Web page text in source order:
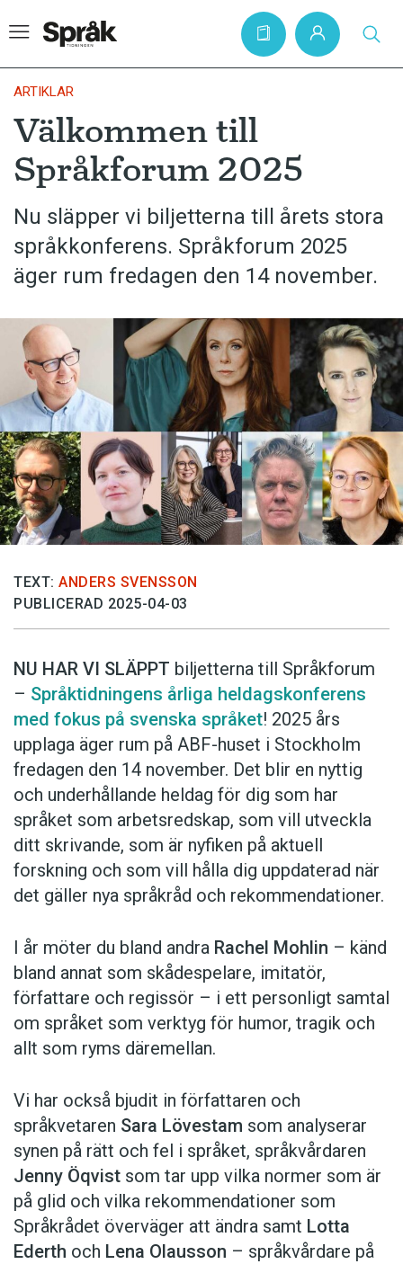
Hem
Artiklar
Krönikor
Språkfrågor
Skrivtips
Kviss
Podden
Anmäl till språkpolisen
Föreslå nyord
Annonsera
Prenumerera
Läs Språktidningen digitalt
Press
ARTIKLAR
Välkommen till
Språkforum 2025
Nu släpper vi biljetterna till årets stora
språkkonferens. Språkforum 2025
äger rum fredagen den 14 november.
TEXT: ANDERS SVENSSON
PUBLICERAD 2025-04-03
NU HAR VI SLÄPPT biljetterna till Språkforum
– Språktidningens årliga heldagskonferens
med fokus på svenska språket! 2025 års
upplaga äger rum på ABF-huset i Stockholm
fredagen den 14 november. Det blir en nyttig
och underhållande heldag för dig som har
språket som arbetsredskap, som vill utveckla
ditt skrivande, som är nyfiken på aktuell
forskning och som vill hålla dig uppdaterad när
det gäller nya språkråd och rekommendationer.
I år möter du bland andra Rachel Mohlin – känd
bland annat som skådespelare, imitatör,
författare och regissör – i ett personligt samtal
om språket som verktyg för humor, tragik och
allt som ryms däremellan.
Vi har också bjudit in författaren och
språkvetaren Sara Lövestam som analyserar
synen på rätt och fel i språket, språkvårdaren
Jenny Öqvist som tar upp vilka normer som är
på glid och vilka rekommendationer som
Språkrådet överväger att ändra samt Lotta
Ederth och Lena Olausson – språkvårdare på